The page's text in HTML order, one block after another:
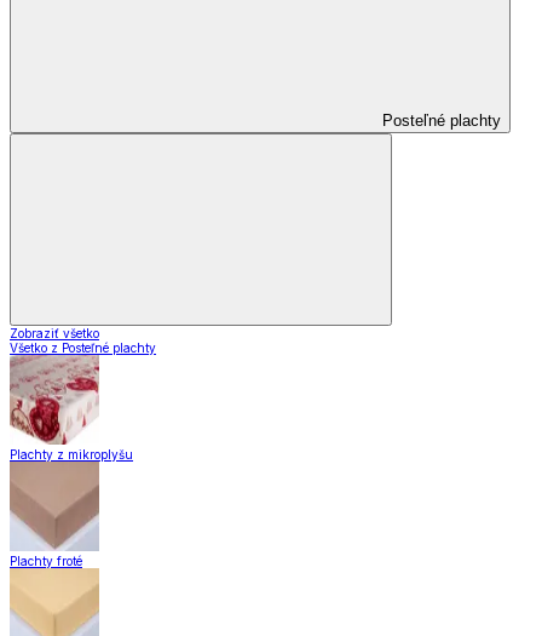
Posteľné plachty
Zobraziť všetko
Všetko z Posteľné plachty
Plachty z mikroplyšu
Plachty froté